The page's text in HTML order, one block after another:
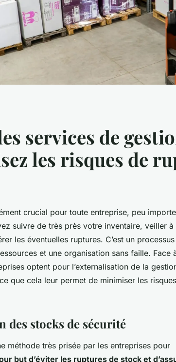
services de
les risques de
crucial pour toute entreprise, peu
suivre de très près votre inventaire, veiller à
les éventuelles ruptures. C’est un processus
et une organisation sans faille. Face
optent pour l’externalisation de la
que cela leur permet de minimiser les
des stocks de sécurité
méthode très prisée par les entreprises pour
but d’éviter les ruptures de stock et